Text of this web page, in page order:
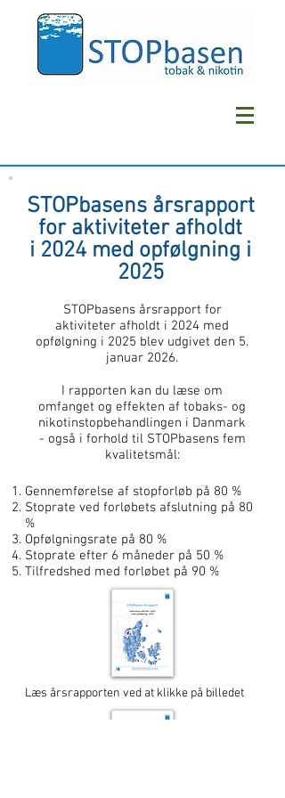
STOPbasens årsrapport
for aktiviteter afholdt
i 2024 med opfølgning i
2025
STOPbasens årsrapport for
aktiviteter afholdt i 2024 med
opfølgning i 2025 blev udgivet den 5.
januar 2026.
I rapporten kan du læse om
omfanget og effekten af tobaks- og
nikotinstopbehandlingen i Danmark
- også i forhold til STOPbasens fem
kvalitetsmål:​
Gennemførelse af stopforløb på 80 %
Stoprate ved forløbets afslutning på 80
%
Opfølgningsrate på 80 %
Stoprate efter 6 måneder på 50 %
Tilfredshed med forløbet på 90 %
Læs årsrapporten ved at klikke på billedet